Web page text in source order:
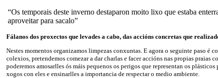
“Os temporais deste inverno destaparon moito lixo que estaba
aproveitar para sacalo”
Fálanos dos proxectos que levades a cabo, das accións concretas que
Nestes momentos organizamos limpezas conxuntas. E agora o seguinte paso é
colexios, pretendemos comezar a dar charlas e facer accións nas propias praias
poderemos amosarlles ós máis pequenos os perigos que representan os plásticos
xogos con eles e ensinarlles a importancia de respectar o medio ambiente.